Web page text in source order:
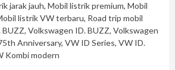
jarak jauh, Mobil listrik premium, Mobil
listrik VW terbaru, Road trip mobil
BUZZ, Volkswagen ID. BUZZ, Volkswagen
Anniversary, VW ID Series, VW ID.
Kombi modern